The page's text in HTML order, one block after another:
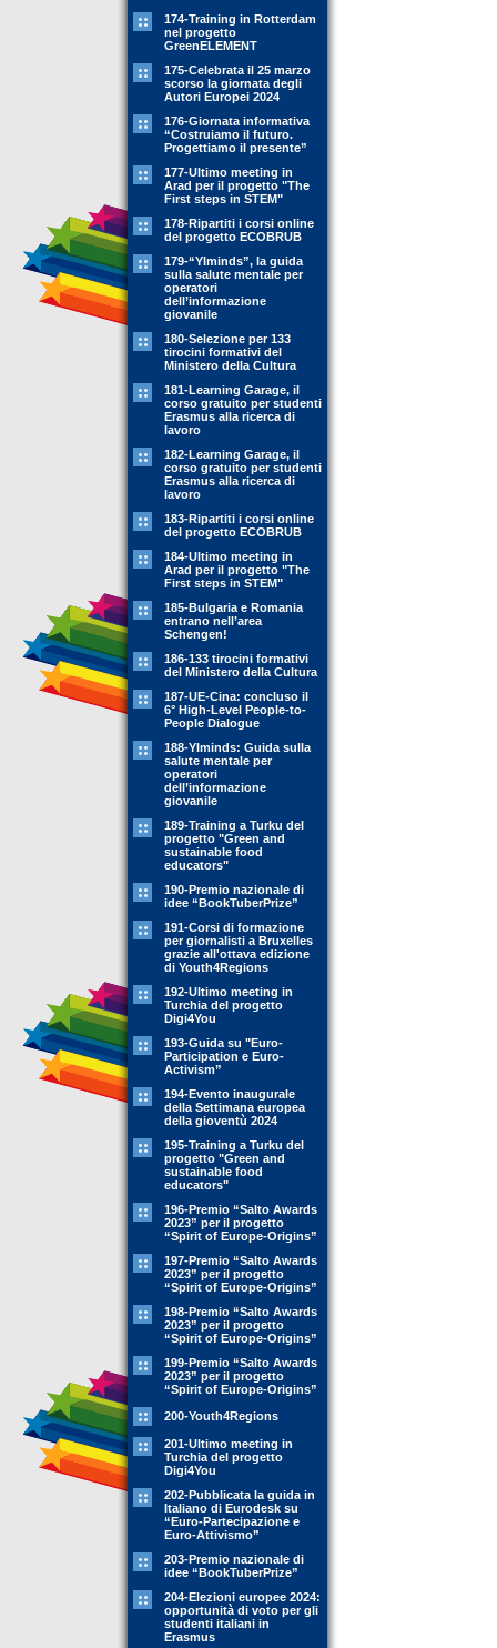
174-Training in Rotterdam
nel progetto
GreenELEMENT
175-Celebrata il 25 marzo
scorso la giornata degli
Autori Europei 2024
176-Giornata informativa
“Costruiamo il futuro.
Progettiamo il presente”
177-Ultimo meeting in
Arad per il progetto "The
First steps in STEM"
178-Ripartiti i corsi online
del progetto ECOBRUB
179-“YIminds”, la guida
sulla salute mentale per
operatori
dell’informazione
giovanile
180-Selezione per 133
tirocini formativi del
Ministero della Cultura
181-Learning Garage, il
corso gratuito per studenti
Erasmus alla ricerca di
lavoro
182-Learning Garage, il
corso gratuito per studenti
Erasmus alla ricerca di
lavoro
183-Ripartiti i corsi online
del progetto ECOBRUB
184-Ultimo meeting in
Arad per il progetto "The
First steps in STEM"
185-Bulgaria e Romania
entrano nell’area
Schengen!
186-133 tirocini formativi
del Ministero della Cultura
187-UE-Cina: concluso il
6° High-Level People-to-
People Dialogue
188-YIminds: Guida sulla
salute mentale per
operatori
dell’informazione
giovanile
189-Training a Turku del
progetto "Green and
sustainable food
educators"
190-Premio nazionale di
idee “BookTuberPrize”
191-Corsi di formazione
per giornalisti a Bruxelles
grazie all'ottava edizione
di Youth4Regions
192-Ultimo meeting in
Turchia del progetto
Digi4You
193-Guida su "Euro-
Participation e Euro-
Activism”
194-Evento inaugurale
della Settimana europea
della gioventù 2024
195-Training a Turku del
progetto "Green and
sustainable food
educators"
196-Premio “Salto Awards
2023” per il progetto
“Spirit of Europe-Origins”
197-Premio “Salto Awards
2023” per il progetto
“Spirit of Europe-Origins”
198-Premio “Salto Awards
2023” per il progetto
“Spirit of Europe-Origins”
199-Premio “Salto Awards
2023” per il progetto
“Spirit of Europe-Origins”
200-Youth4Regions
201-Ultimo meeting in
Turchia del progetto
Digi4You
202-Pubblicata la guida in
Italiano di Eurodesk su
“Euro-Partecipazione e
Euro-Attivismo”
203-Premio nazionale di
idee “BookTuberPrize”
204-Elezioni europee 2024:
opportunità di voto per gli
studenti italiani in
Erasmus